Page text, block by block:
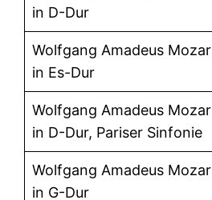
in D-Dur
Wolfgang Amadeus
in Es-Dur
Wolfgang Amadeus
in D-Dur, Pariser Sinfonie
Wolfgang Amadeus
in G-Dur